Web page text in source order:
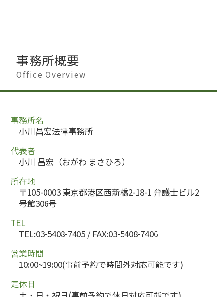
事務所概要
Office Overview
事務所名
小川昌宏法律事務所
代表者
小川 昌宏（おがわ まさひろ）
所在地
〒105-0003 東京都港区西新橋2-18-1 弁護士ビル2
号館306号
TEL
TEL:03-5408-7405 / FAX:03-5408-7406
営業時間
10:00~19:00(事前予約で時間外対応可能です)
定休日